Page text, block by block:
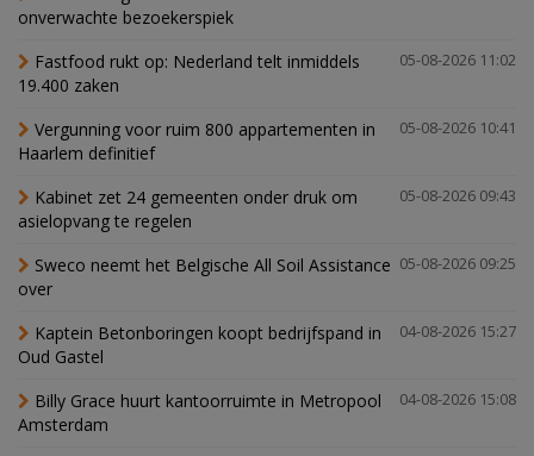
onverwachte bezoekerspiek
05-08-2026 11:02
Fastfood rukt op: Nederland telt inmiddels
19.400 zaken
05-08-2026 10:41
Vergunning voor ruim 800 appartementen in
Haarlem definitief
05-08-2026 09:43
Kabinet zet 24 gemeenten onder druk om
asielopvang te regelen
05-08-2026 09:25
Sweco neemt het Belgische All Soil Assistance
over
04-08-2026 15:27
Kaptein Betonboringen koopt bedrijfspand in
Oud Gastel
04-08-2026 15:08
Billy Grace huurt kantoorruimte in Metropool
Amsterdam